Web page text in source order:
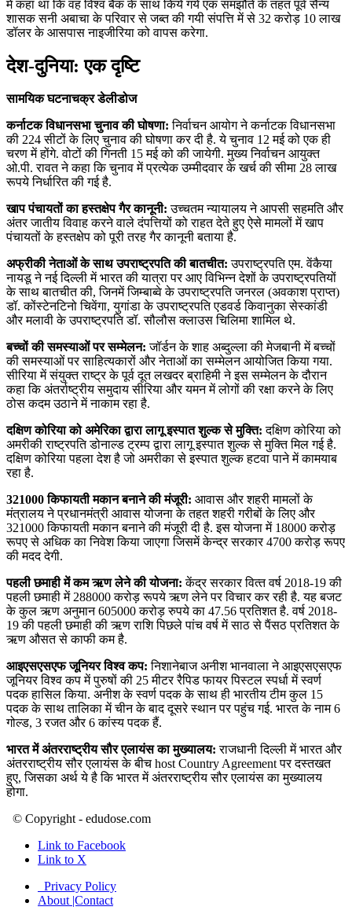
में कहा था कि वह विश्व बैंक के साथ किये गये एक समझौते के तहत पूर्व सैन्य
शासक सनी अबाचा के परिवार से जब्त की गयी संपत्ति में से 32 करोड़ 10 लाख
डॉलर के आसपास नाइजीरिया को वापस करेगा.
देश-दुनिया: एक दृष्टि
सामयिक घटनाचक्र डेलीडोज
कर्नाटक विधानसभा चुनाव की घोषणा: निर्वाचन आयोग ने कर्नाटक विधानसभा
की 224 सीटों के लिए चुनाव की घोषणा कर दी है. ये चुनाव 12 मई को एक ही
चरण में होंगे. वोटों की गिनती 15 मई को की जायेगी. मुख्‍य निर्वाचन आयुक्‍त
ओ.पी. रावत ने कहा कि चुनाव में प्रत्‍येक उम्‍मीदवार के खर्च की सीमा 28 लाख
रूपये निर्धारित की गई है.
खाप पंचायतों का हस्‍तक्षेप गैर कानूनी: उच्‍चतम न्‍यायालय ने आपसी सहमति और
अंतर जातीय विवाह करने वाले दंपत्तियों को राहत देते हुए ऐसे मामलों में खाप
पंचायतों के हस्‍तक्षेप को पूरी तरह गैर कानूनी बताया है.
अफ्रीकी नेताओं के साथ उपराष्ट्रपति की बातचीत: उपराष्ट्रपति एम. वेंकैया
नायडू ने नई दिल्ली में भारत की यात्रा पर आए विभिन्न देशों के उपराष्ट्रपतियों
के साथ बातचीत की, जिनमें जिम्बाब्वे के उपराष्ट्रपति जनरल (अवकाश प्राप्त)
डॉ. कोंस्टेनटिनो चिवेंगा, युगांडा के उपराष्ट्रपति एडवर्ड किवानुका सेस्कांडी
और मलावी के उपराष्ट्रपति डॉ. सौलौस क्लाउस चिलिमा शामिल थे.
बच्‍चों की समस्‍याओं पर सम्‍मेलन: जॉर्डन के शाह अब्‍दुल्‍ला की मेजबानी में बच्‍चों
की समस्‍याओं पर साहित्‍यकारों और नेताओं का सम्‍मेलन आयोजित किया गया.
सीरिया में संयुक्‍त राष्‍ट्र के पूर्व दूत लखदर ब्राहिमी ने इस सम्‍मेलन के दौरान
कहा कि अंतर्राष्‍ट्रीय समुदाय सीरिया और यमन में लोगों की रक्षा करने के लिए
ठोस कदम उठाने में नाकाम रहा है.
दक्षिण कोरिया को अमेरिका द्वारा लागू इस्पात शुल्क से मुक्ति: दक्षिण कोरिया को
अमरीकी राष्ट्रपति डोनाल्ड ट्रम्प द्वारा लागू इस्पात शुल्क से मुक्ति मिल गई है.
दक्षिण कोरिया पहला देश है जो अमरीका से इस्पात शुल्क हटवा पाने में कामयाब
रहा है.
321000 किफायती मकान बनाने की मंजूरी: आवास और शहरी मामलों के
मंत्रालय ने प्रधानमंत्री आवास योजना के तहत शहरी गरीबों के लिए और
321000 किफायती मकान बनाने की मंजूरी दी है. इस योजना में 18000 करोड़
रूपए से अधिक का निवेश किया जाएगा जिसमें केन्‍द्र सरकार 4700 करोड़ रूपए
की मदद देगी.
पहली छमाही में कम ऋण लेने की योजना: केंद्र सरकार वित्‍त वर्ष 2018-19 की
पहली ‍छमाही में 288000 करोड़ रूपये ऋण लेने पर विचार कर रही है. यह बजट
के कुल ऋण अनुमान 605000 करोड़ रुपये का 47.56 प्रतिशत है. वर्ष 2018-
19 की पहली छमाही की ऋण राशि पिछले पांच वर्ष में साठ से पैंसठ प्रतिशत के
ऋण औसत से काफी कम है.
आइएसएसएफ जूनियर विश्व कप: निशानेबाज अनीश भानवाला ने आइएसएसएफ
जूनियर विश्व कप में पुरुषों की 25 मीटर रैपिड फायर पिस्टल स्पर्धा में स्वर्ण
पदक हासिल किया. अनीश के स्वर्ण पदक के साथ ही भारतीय टीम कुल 15
पदक के साथ तालिका में चीन के बाद दूसरे स्थान पर पहुंच गई. भारत के नाम 6
गोल्ड, 3 रजत और 6 कांस्य पदक हैं.
भारत में अंतरराष्ट्रीय सौर एलायंस का मुख्यालय: राजधानी दिल्ली में भारत और
अंतरराष्ट्रीय सौर एलायंस के बीच host Country Agreement पर दस्तखत
हुए, जिसका अर्थ ये है कि भारत में अंतरराष्ट्रीय सौर एलायंस का मुख्यालय
होगा.
© Copyright - edudose.com
Link to Facebook
Link to X
Privacy Policy
About |Contact